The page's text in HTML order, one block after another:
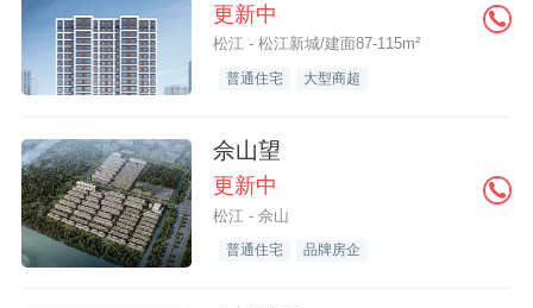
更新中
松江 - 松江新城/建面87-115m²
普通住宅 大型商超
佘山望
更新中
松江 - 佘山
普通住宅 品牌房企